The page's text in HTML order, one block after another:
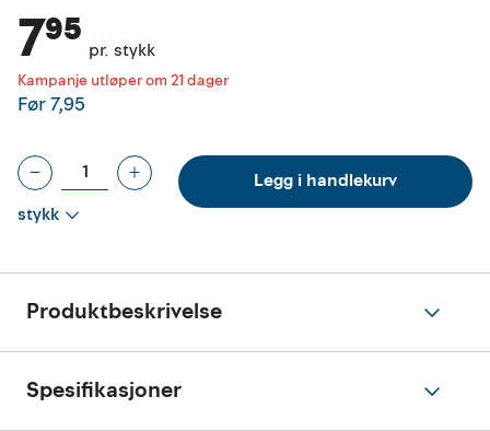
Kampanje utløper om 21 dager
7⁹⁵ pr. stykk
Før7,95
stykk
Legg i handlekurv
Produktbeskrivelse
Spesifikasjoner